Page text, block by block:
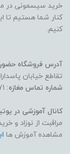
خرید سیسمونی در
کنار شما هستیم تا
کنیم.
آدرس فروشگاه حضوری
تقاطع خیابان
شماره تماس مغازه:
کانال آموزشی در
مراقبت از نوزاد و
مشاهده آموزش ها